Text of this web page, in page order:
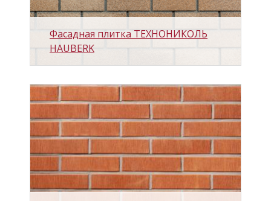
Фасадная плитка ТЕХНОНИКОЛЬ
HAUBERK